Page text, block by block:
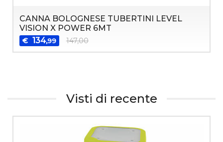
CANNA BOLOGNESE TUBERTINI LEVEL
VISION X POWER 6MT
€ 134,99 147,00
Visti di recente